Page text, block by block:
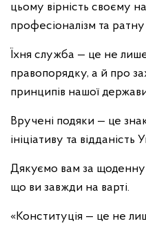
цьому вірність своєму
професіоналізм та
Їхня служба — це не
правопорядку, а й про
принципів нашої
Вручені подяки — це
ініціативу та відданість
Дякуємо вам за щоденну
що ви завжди на варті.
«Конституція — це не